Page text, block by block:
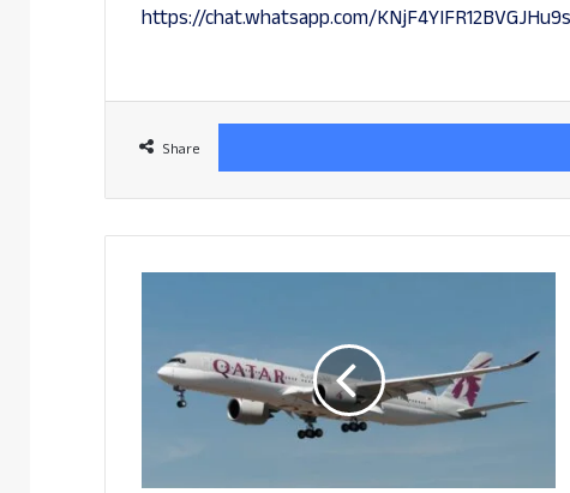
https://chat.whatsapp.com/
Share
ഓഫ്
ചെയ്തയുടൻ
ഖത്തർ